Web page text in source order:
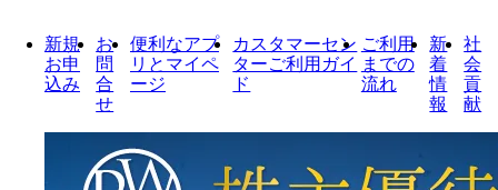
新規
お申
込み
お
問
合
せ
便利なアプ
リとマイペ
ージ
カスタマーセン
ターご利用ガイ
ド
ご利用
までの
流れ
新
着
情
報
社
会
貢
献